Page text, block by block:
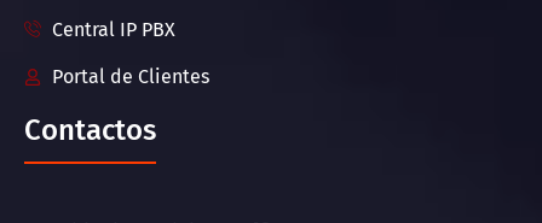
Central IP PBX
Portal de Clientes
Contactos